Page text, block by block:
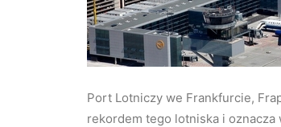
Port Lotniczy we Frankfurcie,
rekordem tego lotniska i